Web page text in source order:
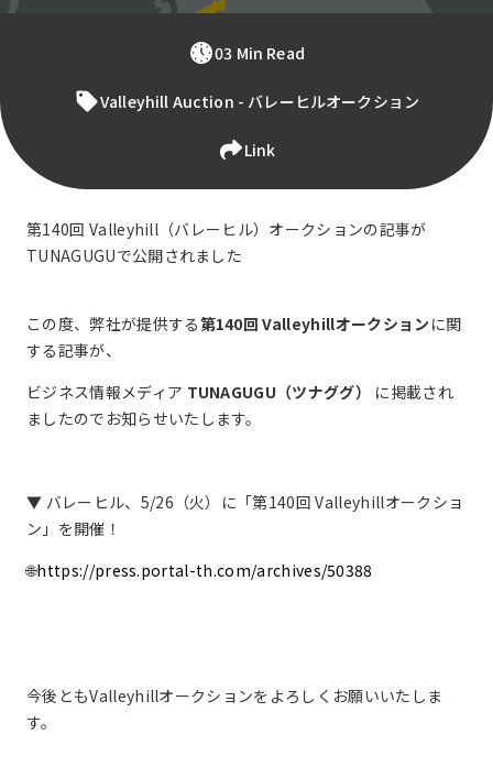
03 Min Read
Valleyhill Auction - バレーヒルオークション
Link
第140回 Valleyhill（バレーヒル）オークションの記事が
TUNAGUGUで公開されました
この度、弊社が提供する第140回 Valleyhillオークション に関
する記事が、
ビジネス情報メディア TUNAGUGU（ツナググ）
に掲載され
ましたのでお知らせいたします。
▼ バレーヒル、5/26（火）に「第140回 Valleyhillオークショ
ン」を開催！
🌐https://press.portal-th.com/archives/50388
今後ともValleyhillオークションをよろしくお願いいたしま
す。